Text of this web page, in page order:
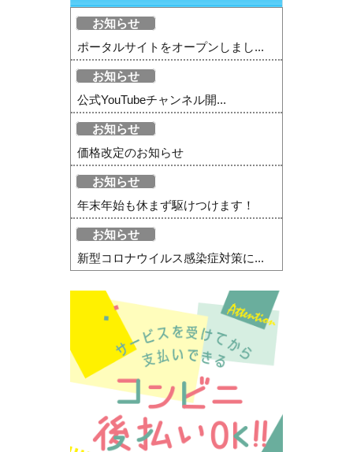
お知らせ
ポータルサイトをオープンしまし...
お知らせ
公式YouTubeチャンネル開...
お知らせ
価格改定のお知らせ
お知らせ
年末年始も休まず駆けつけます！
お知らせ
新型コロナウイルス感染症対策に...